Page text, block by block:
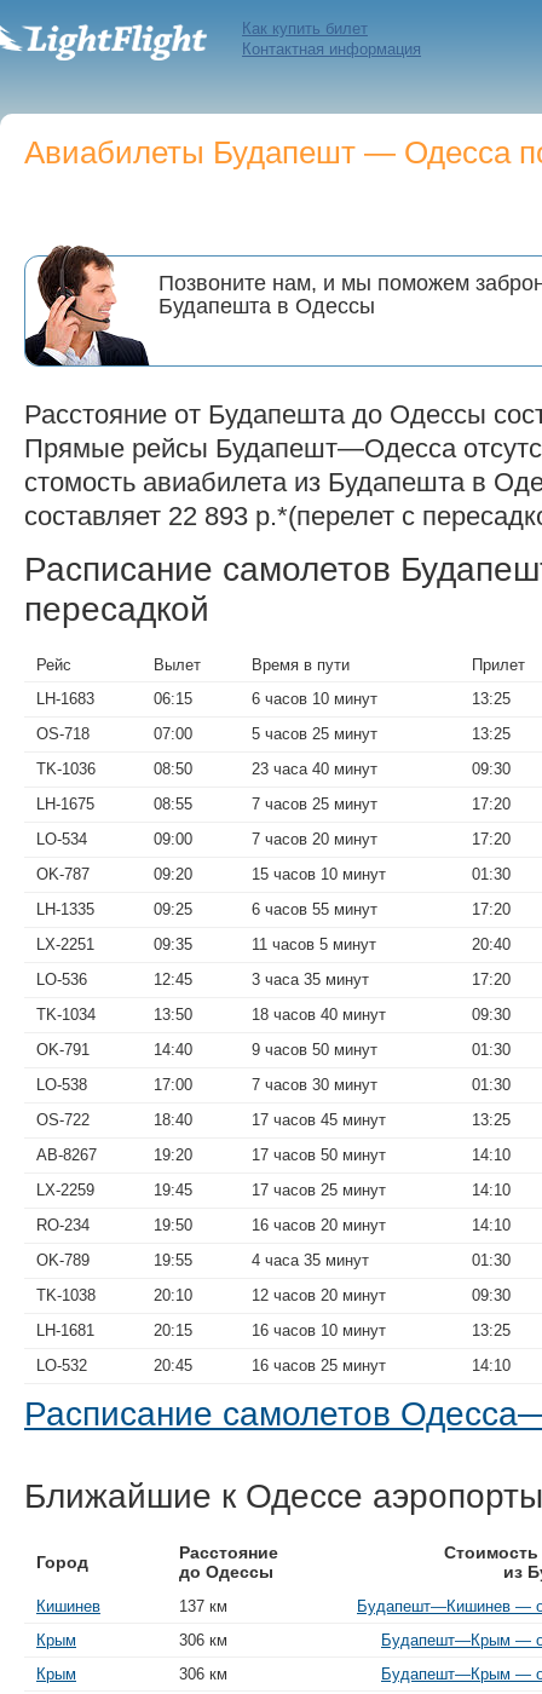
Как купить билет
Контактная информация
Авиабилеты Будапешт — Одесса
Позвоните нам, и мы поможем
Будапешта в Одессы
Расстояние от Будапешта до Одессы
Прямые рейсы Будапешт—Одесса
стомость авиабилета из Будапешта в
составляет 22 893 р.*(перелет с
Расписание самолетов
пересадкой
Рейс Вылет Время в пути
Прилет
LH-1683
06:15 6 часов 10 минут
13:25
OS-718
07:00 5 часов 25 минут
13:25
TK-1036
08:50 23 часа 40 минут
09:30
LH-1675
08:55 7 часов 25 минут
17:20
LO-534
09:00 7 часов 20 минут
17:20
OK-787
09:20 15 часов 10 минут
01:30
LH-1335
09:25 6 часов 55 минут
17:20
LX-2251
09:35 11 часов 5 минут
20:40
LO-536
12:45 3 часа 35 минут
17:20
TK-1034
13:50 18 часов 40 минут
09:30
OK-791
14:40 9 часов 50 минут
01:30
LO-538
17:00 7 часов 30 минут
01:30
OS-722
18:40 17 часов 45 минут
13:25
AB-8267
19:20 17 часов 50 минут
14:10
LX-2259
19:45 17 часов 25 минут
14:10
RO-234
19:50 16 часов 20 минут
14:10
OK-789
19:55 4 часа 35 минут
01:30
TK-1038
20:10 12 часов 20 минут
09:30
LH-1681
20:15 16 часов 10 минут
13:25
LO-532
20:45 16 часов 25 минут 14:10
Расписание самолетов
Ближайшие к Одессе аэропорты
Город
Расстояние
до Одессы
Стоимость
из
Кишинев 137 км
Будапешт—Кишинев —
Крым
306 км
Будапешт—Крым —
Крым
306 км
Будапешт—Крым —